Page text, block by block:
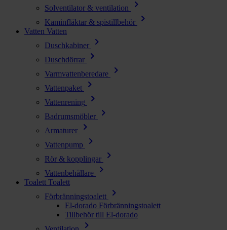
Solventilator & ventilation chevron_right
Kaminfläktar & spistillbehör chevron_right
Vatten Vatten
Duschkabiner
chevron_right
Duschdörrar chevron_right
Varmvattenberedare chevron_right
Vattenpaket chevron_right
Vattenrening chevron_right
Badrumsmöbler chevron_right
Armaturer chevron_right
Vattenpump chevron_right
Rör & kopplingar chevron_right
Vattenbehållare chevron_right
Toalett Toalett
Förbränningstoalett
chevron_right
El-dorado Förbränningstoalett
Tillbehör till El-dorado
chevron_right